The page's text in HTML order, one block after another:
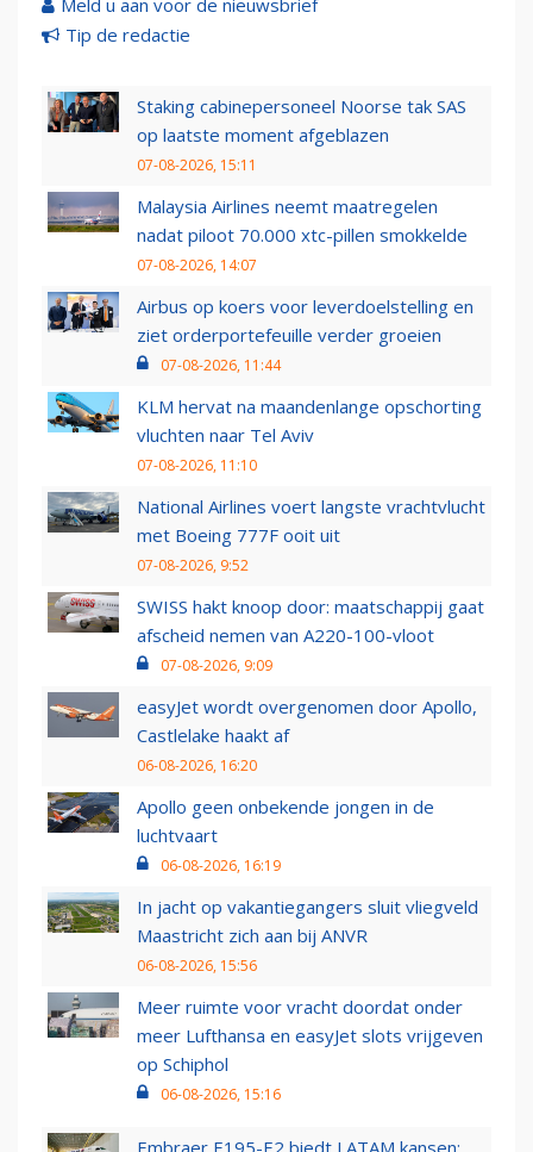
Meld u aan voor de nieuwsbrief
Tip de redactie
Staking cabinepersoneel Noorse tak SAS
op laatste moment afgeblazen
07-08-2026, 15:11
Malaysia Airlines neemt maatregelen
nadat piloot 70.000 xtc-pillen smokkelde
07-08-2026, 14:07
Airbus op koers voor leverdoelstelling en
ziet orderportefeuille verder groeien
07-08-2026, 11:44
KLM hervat na maandenlange opschorting
vluchten naar Tel Aviv
07-08-2026, 11:10
National Airlines voert langste vrachtvlucht
met Boeing 777F ooit uit
07-08-2026, 9:52
SWISS hakt knoop door: maatschappij gaat
afscheid nemen van A220-100-vloot
07-08-2026, 9:09
easyJet wordt overgenomen door Apollo,
Castlelake haakt af
06-08-2026, 16:20
Apollo geen onbekende jongen in de
luchtvaart
06-08-2026, 16:19
In jacht op vakantiegangers sluit vliegveld
Maastricht zich aan bij ANVR
06-08-2026, 15:56
Meer ruimte voor vracht doordat onder
meer Lufthansa en easyJet slots vrijgeven
op Schiphol
06-08-2026, 15:16